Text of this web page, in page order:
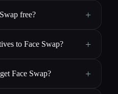
free? +
to Face Swap? +
Face Swap? +